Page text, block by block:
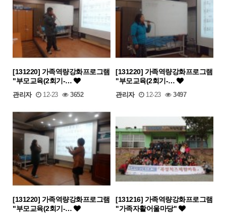
[131220] 가족역량강화프로그램
"부모교육(2회기-…
관리자 12-23 3652
[131220] 가족역량강화프로그램
"부모교육(2회기-…
관리자 12-23 3497
[131220] 가족역량강화프로그램
"부모교육(2회기-…
[131216] 가족역량강화프로그램
"가족자활어울마당"